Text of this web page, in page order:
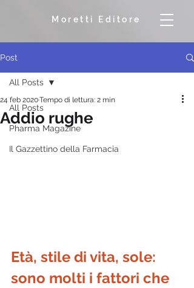
Moretti Editore
Post
All Posts
Pharma Magazine
Il Gazzettino della Farmacia
All Posts
Addio rughe
24 feb 2020Tempo di lettura: 2 min
Età, stile di vita, sole:
sono molti i fattori che